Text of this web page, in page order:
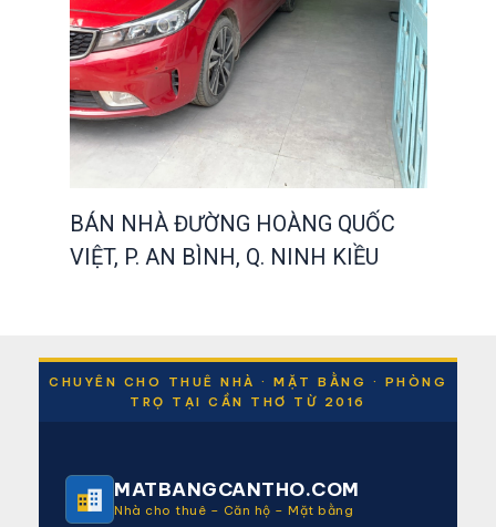
BÁN NHÀ ĐƯỜNG HOÀNG QUỐC
VIỆT, P. AN BÌNH, Q. NINH KIỀU
CHUYÊN CHO THUÊ NHÀ · MẶT BẰNG · PHÒNG
TRỌ TẠI CẦN THƠ TỪ 2016
MATBANGCANTHO.COM
Nhà cho thuê – Căn hộ – Mặt bằng